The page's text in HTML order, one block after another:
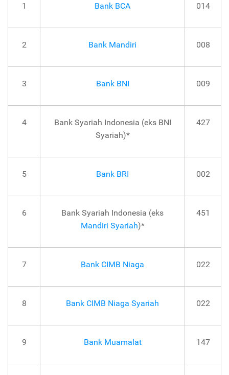
1 Bank BCA 014
2 Bank Mandiri 008
3 Bank BNI 009
4
Bank Syariah Indonesia (eks BNI
Syariah)*
427
5 Bank BRI 002
6
Bank Syariah Indonesia (eks
Mandiri Syariah)*
451
7 Bank CIMB Niaga 022
8 Bank CIMB Niaga Syariah 022
9 Bank Muamalat 147